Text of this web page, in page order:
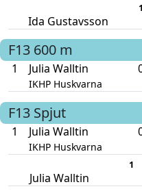
1
Ida Gustavsson
F13 600 m
1
Julia Walltin
IKHP Huskvarna
F13 Spjut
1
Julia Walltin
IKHP Huskvarna
1
Julia Walltin